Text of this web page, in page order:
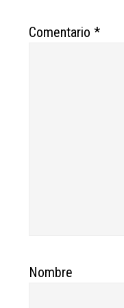
Comentario*
Nombre